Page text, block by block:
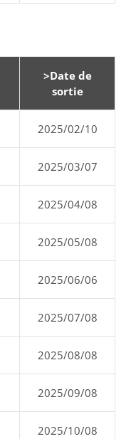
>Date de
sortie
2025/02/10
2025/03/07
2025/04/08
2025/05/08
2025/06/06
2025/07/08
2025/08/08
2025/09/08
2025/10/08